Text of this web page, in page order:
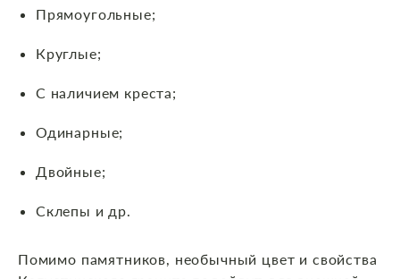
Прямоугольные;
Круглые;
С наличием креста;
Одинарные;
Двойные;
Склепы и др.
Помимо памятников, необычный цвет и свойства